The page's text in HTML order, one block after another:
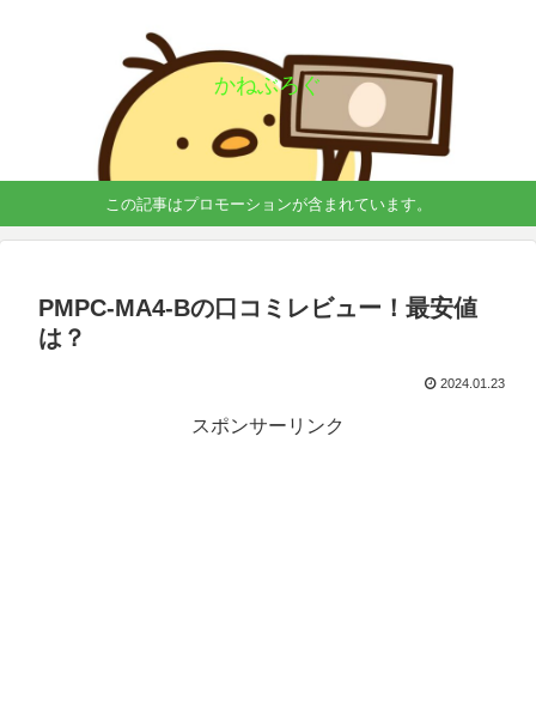
かねぶろぐ
この記事はプロモーションが含まれています。
PMPC-MA4-Bの口コミレビュー！最安値
は？
2024.01.23
スポンサーリンク